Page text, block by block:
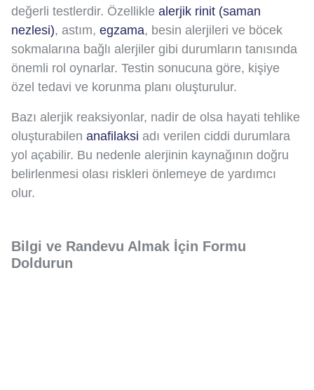
değerli testlerdir. Özellikle alerjik rinit (saman
nezlesi), astım, egzama, besin alerjileri ve böcek
sokmalarına bağlı alerjiler gibi durumların tanısında
önemli rol oynarlar. Testin sonucuna göre, kişiye
özel tedavi ve korunma planı oluşturulur.
Bazı alerjik reaksiyonlar, nadir de olsa hayati tehlike
oluşturabilen anafilaksi adı verilen ciddi durumlara
yol açabilir. Bu nedenle alerjinin kaynağının doğru
belirlenmesi olası riskleri önlemeye de yardımcı
olur.
Bilgi ve Randevu Almak İçin Formu
Doldurun